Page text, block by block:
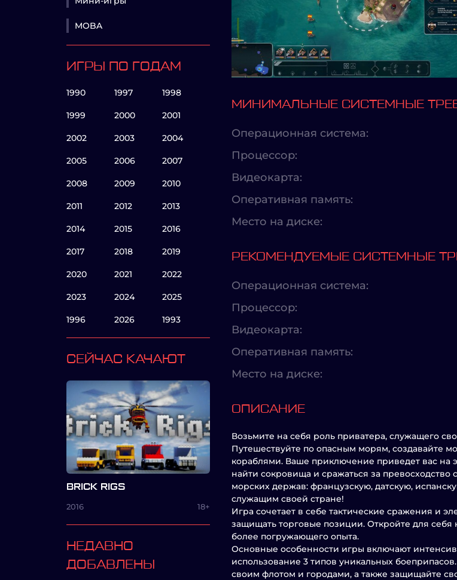
MOBA
ИГРЫ ПО ГОДАМ
1990 1997 1998
1999 2000 2001
2002 2003 2004
2005 2006 2007
2008 2009 2010
2011 2012 2013
2014 2015 2016
2017 2018 2019
2020 2021 2022
2023 2024 2025
1996 2026 1993
СЕЙЧАС КАЧАЮТ
BRICK RIGS
2016 18+
НЕДАВНО
ДОБАВЛЕНЫ
МИНИМАЛЬНЫЕ СИСТЕМНЫЕ
Операционная система:
Процессор:
Видеокарта:
Оперативная память:
Место на диске:
РЕКОМЕНДУЕМЫЕ СИСТЕМНЫЕ
Операционная система:
Процессор:
Видеокарта:
Оперативная память:
Место на диске:
ОПИСАНИЕ
Возьмите на себя роль приватера, служащего
Путешествуйте по опасным морям, создавайте
кораблями. Ваше приключение приведет вас на
найти сокровища и сражаться за
морских держав: французскую, датскую,
служащим своей стране!
Игра сочетает в себе тактические сражения и
защищать торговые позиции. Откройте для
более погружающего опыта.
Основные особенности игры включают
использование 3 типов уникальных
своим флотом и городами, а также защищайте